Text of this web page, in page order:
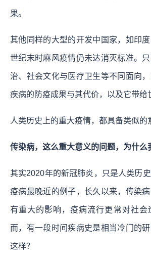
果。
其他同样的大型的开发中国家，如印
世纪末时麻风疫情仍未达消灭标准。
治、社会文化与医疗卫生等不同面向
疾病的防疫成果与其代价，以及它带给
人类历史上的重大疫情，都具备类似的
传染病，这么重大意义的问题，为什么
其实2020年的新冠肺炎，只是人类历
疫病最晚近的例子，长久以来，传染
有重大的影响，疫病流行更常对社会
而，有一段时间疾病史是相当冷门的
这样？